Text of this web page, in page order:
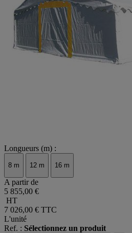
Longueurs (m) :
8 m 12 m 16 m
A partir de
5 855,00 €
HT
7 026,00 € TTC
L'unité
Ref. : Sélectionnez un produit